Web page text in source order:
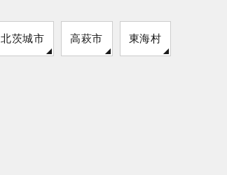
北茨城市 高萩市 東海村